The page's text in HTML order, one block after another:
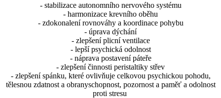
- stabilizace autonomního nervového systému
- harmonizace krevního oběhu
- zdokonalení rovnováhy a koordinace pohybu
- úprava dýchání
- zlepšení plicní ventilace
- lepší psychická odolnost
- náprava postavení páteře
- zlepšení činnosti peristaltiky střev
- zlepšení spánku, které ovlivňuje celkovou psychickou pohodu,
tělesnou zdatnost a obranyschopnost, pozornost a paměť a odolnost
proti stresu